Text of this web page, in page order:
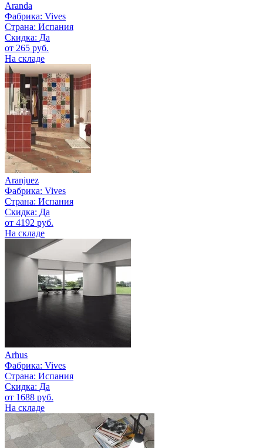
Aranda
Фабрика: Vives
Страна: Испания
Скидка: Да
от 265 руб.
На складе
Aranjuez
Фабрика: Vives
Страна: Испания
Скидка: Да
от 4192 руб.
На складе
Arhus
Фабрика: Vives
Страна: Испания
Скидка: Да
от 1688 руб.
На складе